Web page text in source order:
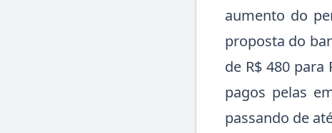
aumento do
proposta do
de R$ 480
pagos pelas
passando de